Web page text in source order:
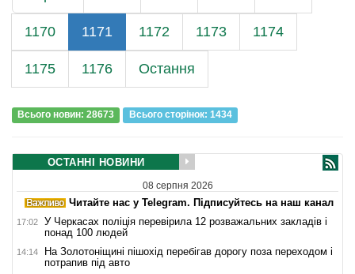
1170 1171 1172 1173 1174
1175 1176 Остання
Всього новин: 28673 Всього сторiнок: 1434
ОСТАННІ НОВИНИ
08 серпня 2026
Читайте нас у Telegram. Підписуйтесь на наш канал
17:02
У Черкасах поліція перевірила 12 розважальних закладів і
понад 100 людей
14:14
На Золотоніщині пішохід перебігав дорогу поза переходом і
потрапив під авто